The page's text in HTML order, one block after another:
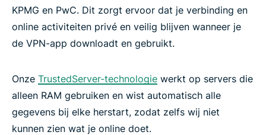
KPMG en PwC. Dit zorgt ervoor dat je verbinding en
online activiteiten privé en veilig blijven wanneer je
de VPN-app downloadt en gebruikt.
Onze TrustedServer-technologie werkt op servers die
alleen RAM gebruiken en wist automatisch alle
gegevens bij elke herstart, zodat zelfs wij niet
kunnen zien wat je online doet.